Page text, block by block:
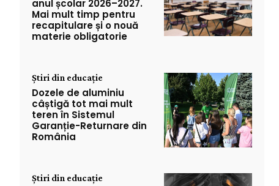
anul școlar 2026–2027.
Mai mult timp pentru
recapitulare și o nouă
materie obligatorie
Știri din educație
Dozele de aluminiu
câștigă tot mai mult
teren în Sistemul
Garanție-Returnare din
România
Știri din educație